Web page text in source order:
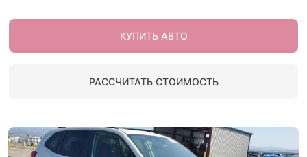
КУПИТЬ АВТО
РАССЧИТАТЬ СТОИМОСТЬ